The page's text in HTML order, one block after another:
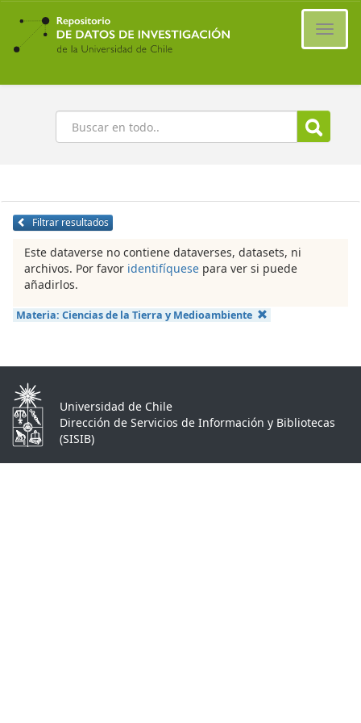
Ir
contenido
principal
Buscar
Filtrar resultados
Este dataverse no contiene dataverses, datasets, ni
archivos. Por favor identifíquese para ver si puede
añadirlos.
Materia: Ciencias de la Tierra y Medioambiente
Universidad de Chile
Dirección de Servicios de Información y Bibliotecas
(SISIB)